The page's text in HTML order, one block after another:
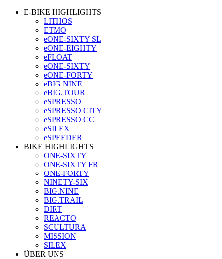
E-BIKE HIGHLIGHTS
LITHOS
ETMO
eONE-SIXTY SL
eONE-EIGHTY
eFLOAT
eONE-SIXTY
eONE-FORTY
eBIG.NINE
eBIG.TOUR
eSPRESSO
eSPRESSO CITY
eSPRESSO CC
eSILEX
eSPEEDER
BIKE HIGHLIGHTS
ONE-SIXTY
ONE-SIXTY FR
ONE-FORTY
NINETY-SIX
BIG.NINE
BIG.TRAIL
DIRT
REACTO
SCULTURA
MISSION
SILEX
ÜBER UNS